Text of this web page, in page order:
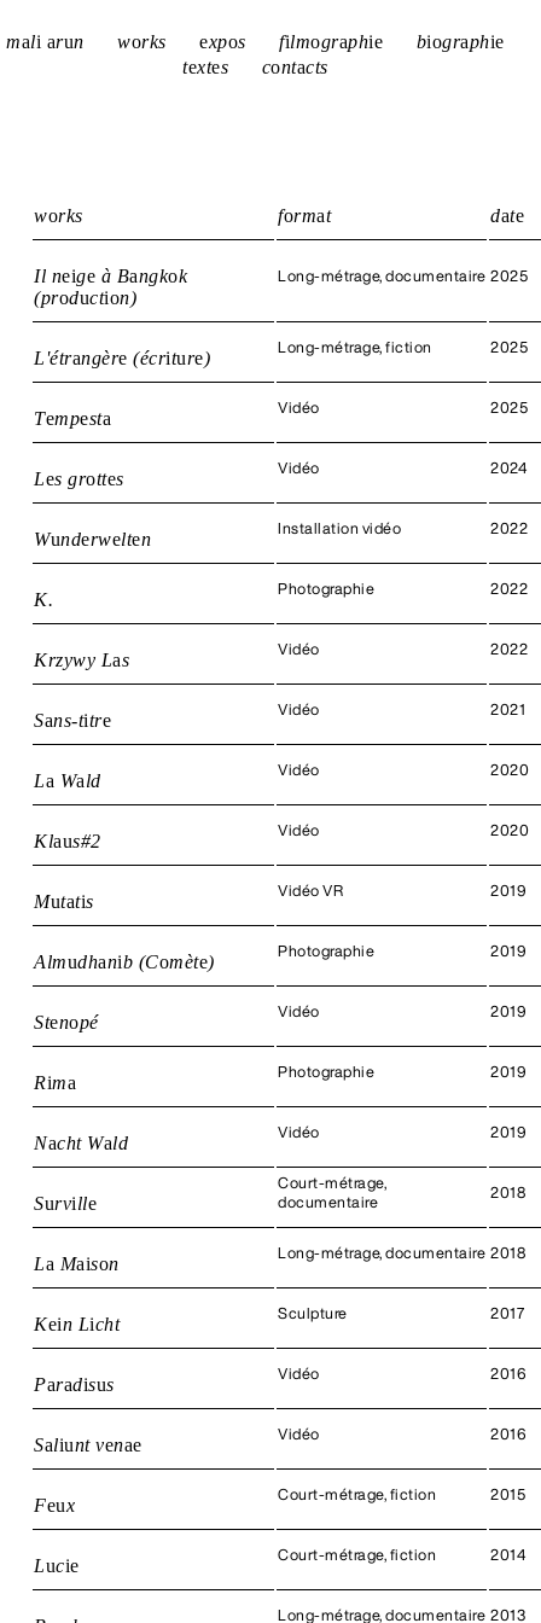
mali arun works expos filmographie biographie
textes contacts
works format date
Il neige à Bangkok
(production)
Long-métrage, documentaire 2025
L'étrangère (écriture)
Long-métrage, fiction 2025
Tempesta
Vidéo 2025
Les grottes
Vidéo 2024
Wunderwelten
Installation vidéo 2022
K.
Photographie 2022
Krzywy Las
Vidéo 2022
Sans-titre
Vidéo 2021
La Wald
Vidéo 2020
Klaus#2
Vidéo 2020
Mutatis
Vidéo VR 2019
Almudhanib (Comète)
Photographie 2019
Stenopé
Vidéo 2019
Rima
Photographie 2019
Nacht Wald
Vidéo 2019
Surville
Court-métrage,
documentaire
2018
La Maison
Long-métrage, documentaire 2018
Kein Licht
Sculpture 2017
Paradisus
Vidéo 2016
Saliunt venae
Vidéo 2016
Feux
Court-métrage, fiction 2015
Lucie
Court-métrage, fiction 2014
Long-métrage, documentaire 2013